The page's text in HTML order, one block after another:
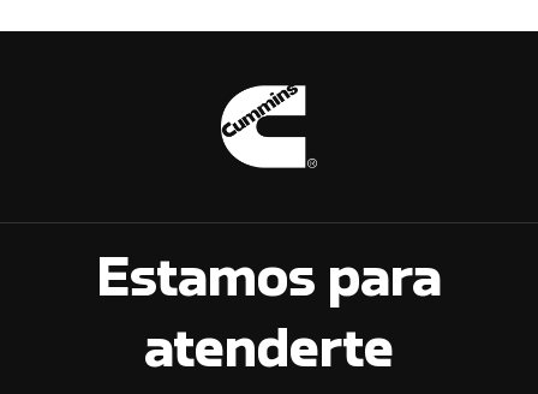
Estamos para
atenderte